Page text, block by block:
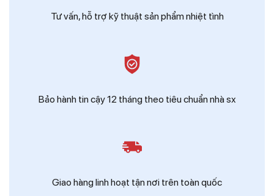
Tư vấn, hỗ trợ kỹ thuật sản phẩm nhiệt tình
Bảo hành tin cậy 12 tháng theo tiêu chuẩn nhà sx
Giao hàng linh hoạt tận nơi trên toàn quốc